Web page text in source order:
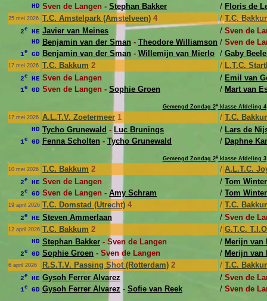
HD Sven de Langen - Stephan Bakker / Floris de
25 mei 2026 T.C. Amstelpark (Amstelveen) 4 / T.C.
2e HE Javier van Meines / Sven de
HD Benjamin van der Sman - Theodore Williamson / Sven de
1e GD Benjamin van der Sman - Willemijn van Mierlo / Gaby
17 mei 2026 T.C. Bakkum 2 / L.T.C.
2e HE Sven de Langen / Emil van
1e GD Sven de Langen - Sophie Groen / Mart van
Gemengd Zondag 2eklasse Afdeling 4
17 mei 2026 A.L.T.V. Zoetermeer 1 / T.C.
HD Tycho Grunewald - Luc Brunings / Lars de
1e GD Fenna Scholten - Tycho Grunewald / Daphne
Gemengd Zondag 2eklasse Afdeling 3
10 mei 2026 T.C. Bakkum 2 / A.L.T.C.
2e HE Sven de Langen / Tom Winter
2e GD Sven de Langen - Amy Schram / Tom Winter
19 april 2026 T.C. Domstad (Utrecht) 4 / T.C.
2e HE Steven Ammerlaan / Sven de
12 april 2026 T.C. Bakkum 2 / G.T.C.
HD Stephan Bakker - Sven de Langen / Merijn van
2e GD Sophie Groen - Sven de Langen / Merijn van
6 april 2026 R.S.T.V. Passing Shot (Rotterdam) 2 / T.C.
2e HE Gysoh Ferrer Alvarez / Sven de
1e GD Gysoh Ferrer Alvarez - Sofie van Reek / Sven de